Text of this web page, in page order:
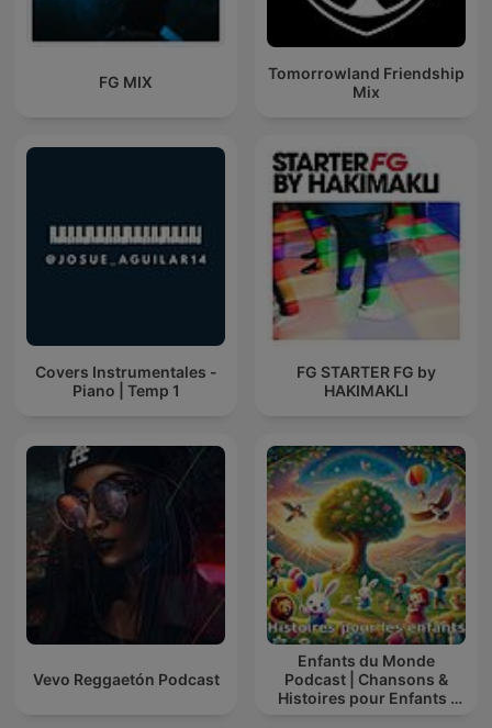
FG MIX
Tomorrowland Friendship
Mix
Covers Instrumentales -
Piano | Temp 1
FG STARTER FG by
HAKIMAKLI
Vevo Reggaetón Podcast
Enfants du Monde
Podcast | Chansons &
Histoires pour Enfants |